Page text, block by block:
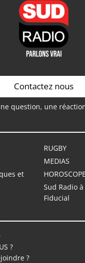
Contactez nous
question, une
RUGBY
MEDIAS
et
HOROSCOPE
Sud Radio
Fiducial
?
?